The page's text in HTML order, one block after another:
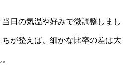
日の気温や好みで微調整しまし
ちが整えば、細かな比率の差は大